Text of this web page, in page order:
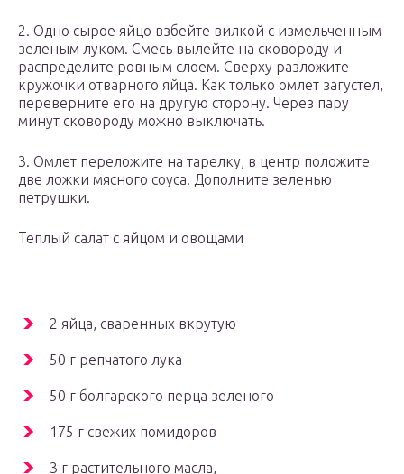
2. Одно сырое яйцо взбейте вилкой с измельченным
зеленым луком. Смесь вылейте на сковороду и
распределите ровным слоем. Сверху разложите
кружочки отварного яйца. Как только омлет загустел,
переверните его на другую сторону. Через пару
минут сковороду можно выключать.
3. Омлет переложите на тарелку, в центр положите
две ложки мясного соуса. Дополните зеленью
петрушки.
Теплый салат с яйцом и овощами
2 яйца, сваренных вкрутую
50 г репчатого лука
50 г болгарского перца зеленого
175 г свежих помидоров
3 г растительного масла,